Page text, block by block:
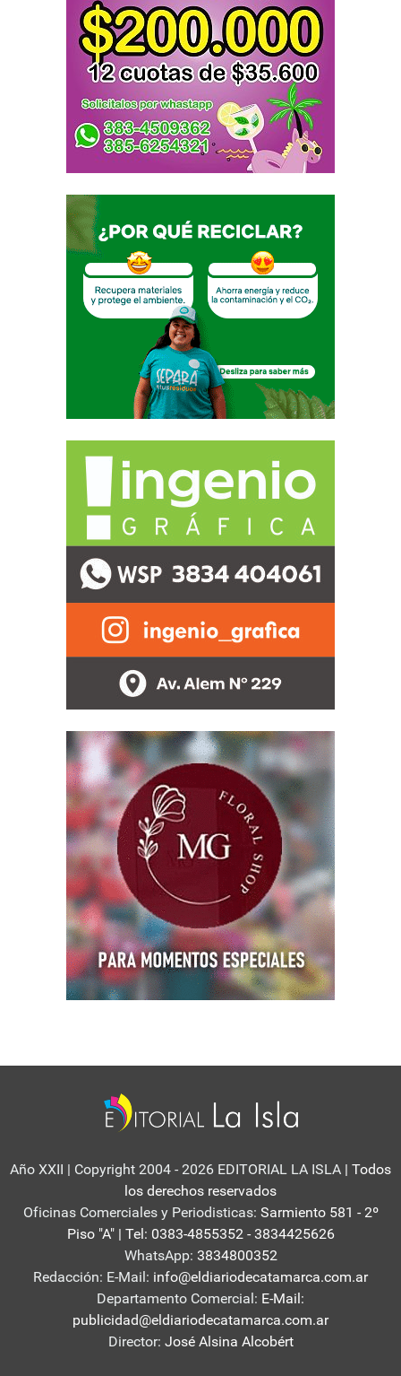
Año XXII | Copyright 2004 - 2026 EDITORIAL LA ISLA | Todos
los derechos reservados
Oficinas Comerciales y Periodisticas: Sarmiento 581 - 2º
Piso "A" | Tel: 0383-4855352 - 3834425626
WhatsApp: 3834800352
Redacción: E-Mail: info@eldiariodecatamarca.com.ar
Departamento Comercial: E-Mail:
publicidad@eldiariodecatamarca.com.ar
Director: José Alsina Alcobért